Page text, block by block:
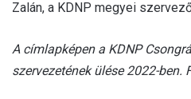
Zalán, a KDNP megyei
A címlapképen a KDNP
szervezetének ülése 2022-ben.